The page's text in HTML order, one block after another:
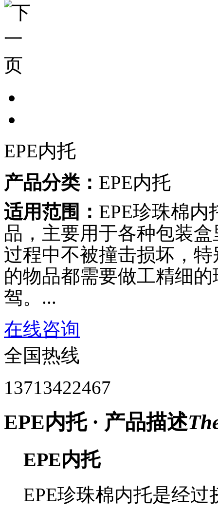
EPE内托
产品分类： EPE内托
适用范围： EPE珍珠棉
品，主要用于各种包装
过程中不被撞击损坏，
的物品都需要做工精细
驾。...
在线咨询
全国热线
13713422467
EPE内托 · 产品描述
EPE内托
EPE珍珠棉内托是经